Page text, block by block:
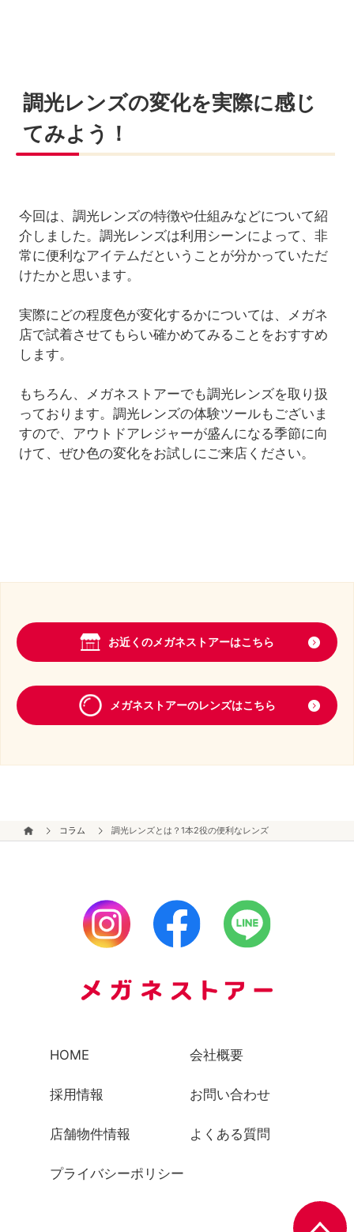
調光レンズの変化を実際に感じ
てみよう！
今回は、調光レンズの特徴や仕組みなどについて紹
介しました。調光レンズは利用シーンによって、非
常に便利なアイテムだということが分かっていただ
けたかと思います。
実際にどの程度色が変化するかについては、メガネ
店で試着させてもらい確かめてみることをおすすめ
します。
もちろん、メガネストアーでも調光レンズを取り扱
っております。調光レンズの体験ツールもございま
すので、アウトドアレジャーが盛んになる季節に向
けて、ぜひ色の変化をお試しにご来店ください。
お近くのメガネストアーはこちら
メガネストアーのレンズはこちら
コラム 調光レンズとは？1本2役の便利なレンズ
HOME 会社概要
採用情報 お問い合わせ
店舗物件情報 よくある質問
プライバシーポリシー